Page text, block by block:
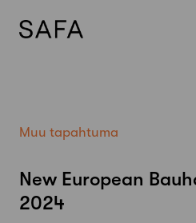
Muu tapahtuma
New European
2024